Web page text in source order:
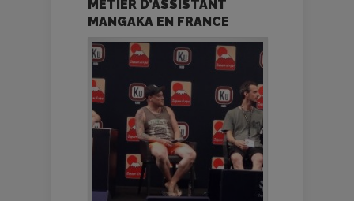
MÉTIER D’ASSISTANT
MANGAKA EN FRANCE